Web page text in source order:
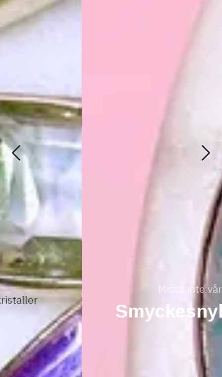
Missa inte våra
Smyckesnyheter!